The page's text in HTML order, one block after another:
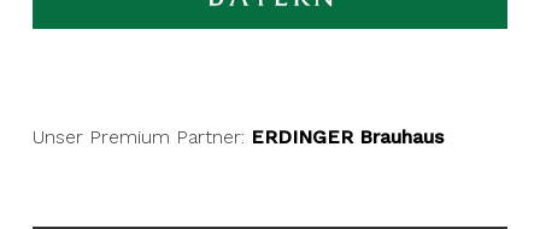
Unser Premium Partner: ERDINGER Brauhaus